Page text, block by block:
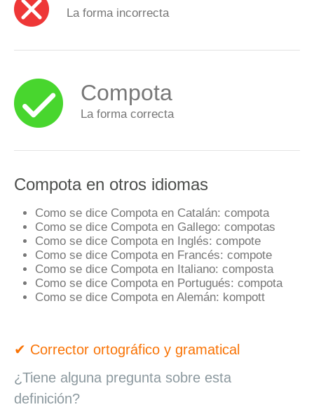
La forma incorrecta
Compota
La forma correcta
Compota en otros idiomas
Como se dice Compota en Catalán: compota
Como se dice Compota en Gallego: compotas
Como se dice Compota en Inglés: compote
Como se dice Compota en Francés: compote
Como se dice Compota en Italiano: composta
Como se dice Compota en Portugués: compota
Como se dice Compota en Alemán: kompott
✔ Corrector ortográfico y gramatical
¿Tiene alguna pregunta sobre esta
definición?